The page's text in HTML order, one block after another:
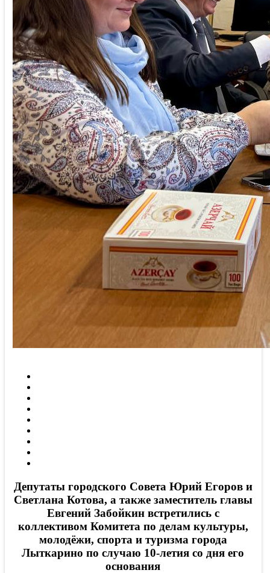
Депутаты городского Совета Юрий Егоров и
Светлана Котова, а также заместитель главы
Евгений Забойкин встретились с
коллективом Комитета по делам культуры,
молодёжи, спорта и туризма города
Лыткарино по случаю 10-летия со дня его
основания